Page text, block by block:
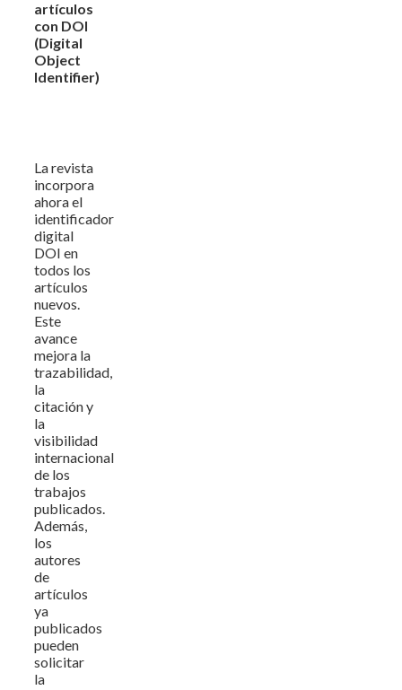
artículos
con DOI
(Digital
Object
Identifier)
La revista
incorpora
ahora el
identificador
digital
DOI en
todos los
artículos
nuevos.
Este
avance
mejora la
trazabilidad,
la
citación y
la
visibilidad
internacional
de los
trabajos
publicados.
Además,
los
autores
de
artículos
ya
publicados
pueden
solicitar
la